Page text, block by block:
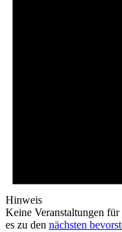
Hinweis
Keine Veranstaltungen
es zu den nächsten